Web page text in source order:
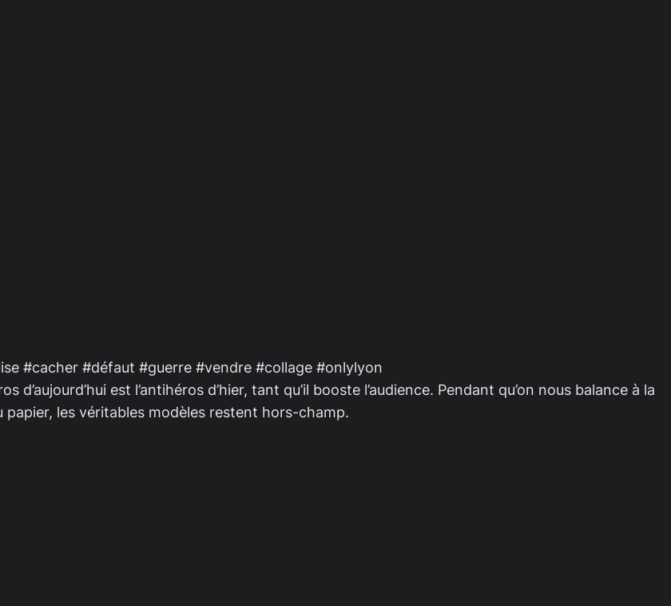
#cacher #défaut #guerre #vendre #collage #onlylyon
est l’antihéros d’hier, tant qu’il booste l’audience. Pendant qu’on nous balance à la
les véritables modèles restent hors-champ.